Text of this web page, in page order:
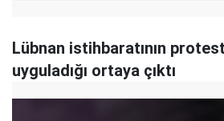
Lübnan istihbaratının
uyguladığı ortaya çıktı